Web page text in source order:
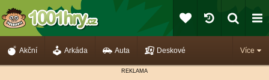
Více
Akční Arkáda Auta Deskové